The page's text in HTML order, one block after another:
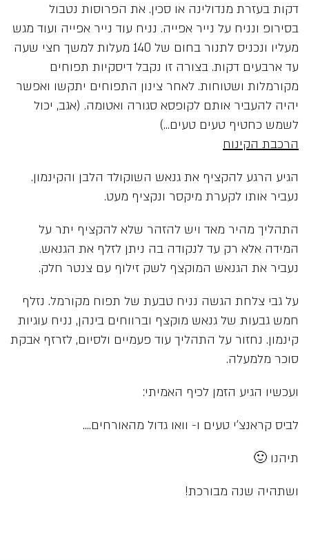
דקות בעזרת מנדולינה או סכין. את הפרוסות נטבול
בסירופ ונניח על נייר אפייה. נניח עוד נייר אפייה ועוד מגש
מעליו ונכניס לתנור בחום של 140 מעלות למשך חצי שעה
עד ארבעים דקות. בצורה זו נקבל דיסקיות תפוחים
מקורמלות ושטוחות. לאחר צינון התפוחים יתקשו ואפשר
יהיה להעביר אותם לקופסא סגורה ואטומה. (אגב, יכול
לשמש כחטיף טעים טעים…)
הרכבת הקינוח
הגיע הרגע להקציף את גנאש השוקולד הלבן והקינמון.
נעביר אותו לקערת מיקסר ונקציף מעט.
התהליך מהיר מאד ויש להזהר שלא להקציף יתר על
המידה אלא רק עד לנקודה בה ניתן לזלף את הגנאש.
נעביר את הגנאש המוקצף לשק זילוף עם צנטר חלק.
על גבי צלחת הגשה נניח טבעת של תפוח מקורמל. נזלף
חמש גבעות של גנאש מוקצף וברווחים בינהן, נניח עוגיות
קינמון. נחזור על התהליך עוד פעמיים ולסיום, לזרזף אבקת
סוכר מלמעלה.
ועכשיו הגיע הזמן לכיף האמיתי:
לביס קראנצ’י טעים ו- וואו גדול מהאורחים….
תיהנו 🙂
ושתהיה שנה מבורכת!